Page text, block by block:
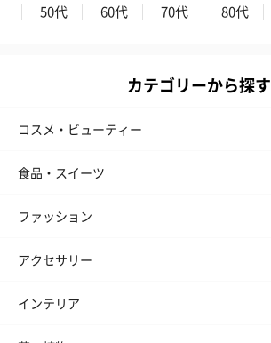
ハンドタオル・ハンカチ
の＋αにおすすめです。
花束ハンドタオル（ピ
50代
60代 70代 80代
カテゴリーから探す
コスメ・ビューティー
食品・スイーツ
ファッション
アクセサリー
インテリア